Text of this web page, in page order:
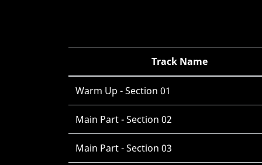
Track Name
Warm Up - Section 01
Main Part - Section 02
Main Part - Section 03